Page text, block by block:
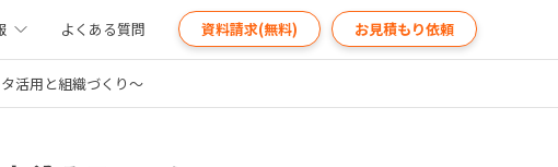
よくある質問 資料請求(無料) お見積もり依頼
活用と組織づくり～